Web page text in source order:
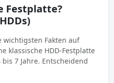
Festplatte?
wichtigsten Fakten auf
klassische HDD-Festplatte
7 Jahre. Entscheidend